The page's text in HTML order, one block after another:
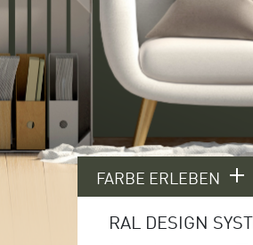
FARBE ERLEBEN
RAL DESIGN